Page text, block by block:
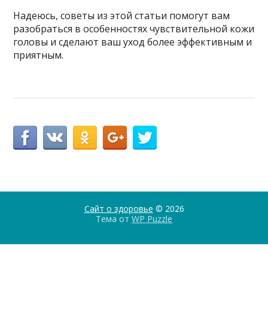
Надеюсь, советы из этой статьи помогут вам
разобраться в особенностях чувствительной кожи
головы и сделают ваш уход более эффективным и
приятным.
Сайт о здоровье © 2026
Тема от WP Puzzle